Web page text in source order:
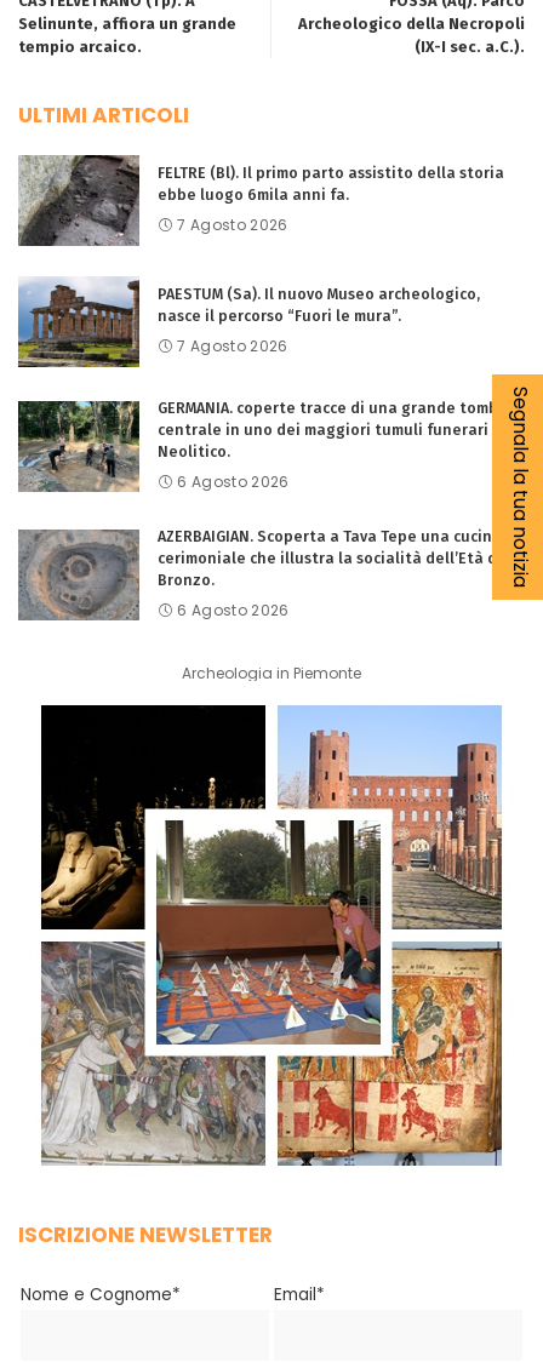
Selinunte, affiora un grande
tempio arcaico.
Archeologico della Necropoli
(IX-I sec. a.C.).
ULTIMI ARTICOLI
FELTRE (Bl). Il primo parto assistito della storia
ebbe luogo 6mila anni fa.
7 Agosto 2026
PAESTUM (Sa). Il nuovo Museo archeologico,
nasce il percorso “Fuori le mura”.
7 Agosto 2026
GERMANIA. coperte tracce di una grande tomba
centrale in uno dei maggiori tumuli funerari del
Neolitico.
6 Agosto 2026
AZERBAIGIAN. Scoperta a Tava Tepe una cucina
cerimoniale che illustra la socialità dell’Età del
Bronzo.
6 Agosto 2026
Archeologia in Piemonte
ISCRIZIONE NEWSLETTER
Nome e Cognome* Email*
Segnala la tua notizia